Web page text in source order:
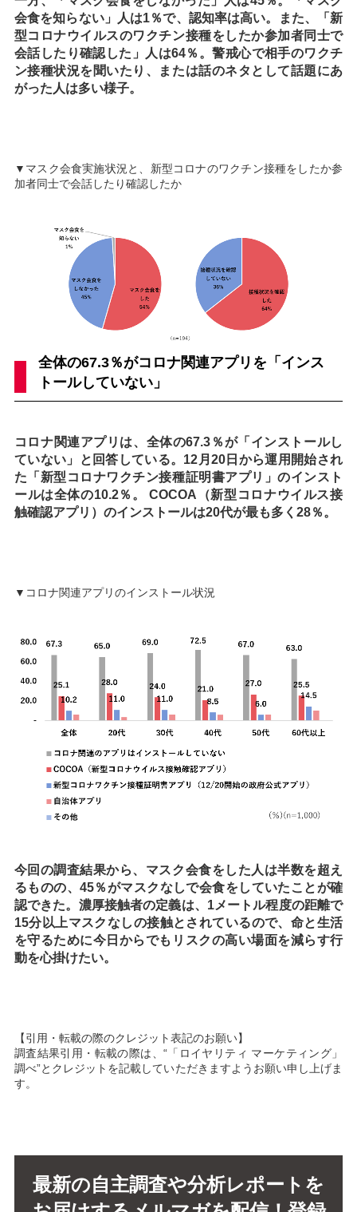
会食を知らない」人は1％で、認知率は高い。また、「新
型コロナウイルスのワクチン接種をしたか参加者同士で
会話したり確認した」人は64％。警戒心で相手のワクチ
ン接種状況を聞いたり、または話のネタとして話題にあ
がった人は多い様子。
▼マスク会食実施状況と、新型コロナのワクチン接種をしたか参
加者同士で会話したり確認したか
全体の67.3％がコロナ関連アプリを「インス
トールしていない」
コロナ関連アプリは、全体の67.3％が「インストールし
ていない」と回答している。12月20日から運用開始され
た「新型コロナワクチン接種証明書アプリ」のインスト
ールは全体の10.2％。 COCOA（新型コロナウイルス接
触確認アプリ）のインストールは20代が最も多く28％。
▼コロナ関連アプリのインストール状況
今回の調査結果から、マスク会食をした人は半数を超え
るものの、45％がマスクなしで会食をしていたことが確
認できた。濃厚接触者の定義は、1メートル程度の距離で
15分以上マスクなしの接触とされているので、命と生活
を守るために今日からでもリスクの高い場面を減らす行
動を心掛けたい。
【引用・転載の際のクレジット表記のお願い】
調査結果引用・転載の際は、“「ロイヤリティ マーケティング」
調べ”とクレジットを記載していただきますようお願い申し上げま
す。
最新の自主調査や分析レポートを